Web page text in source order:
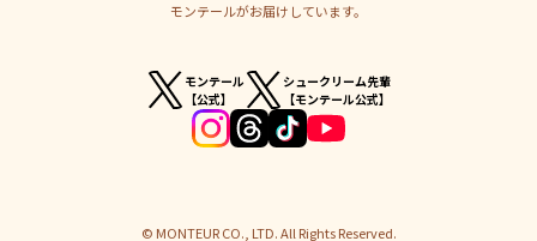
モンテールがお届けしています。
モンテール
【公式】
シュークリーム先輩
【モンテール公式】
© MONTEUR CO., LTD. All Rights Reserved.